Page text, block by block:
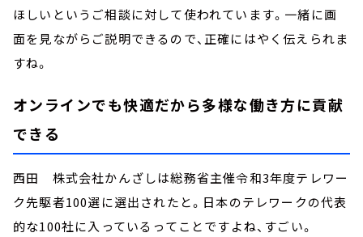
ほしいというご相談に対して使われています。一緒に画
面を見ながらご説明できるので、正確にはやく伝えられま
すね。
オンラインでも快適だから多様な働き方に貢献
できる
西田 株式会社かんざしは総務省主催令和3年度テレワー
ク先駆者100選に選出されたと。日本のテレワークの代表
的な100社に入っているってことですよね、すごい。